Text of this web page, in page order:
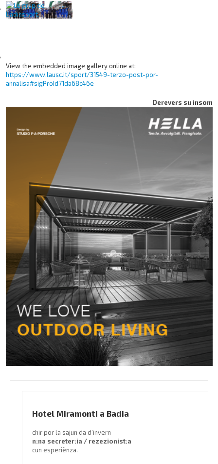
View the embedded image gallery online at:
https://www.lausc.it/sport/31549-terzo-post-por-
annalisa#sigProId71da68c46e
Derevers su insom
Hotel Miramonti a Badia
chir por la sajun da d’invern
n:na secreter:ia / rezezionist:a
cun esperiënza.